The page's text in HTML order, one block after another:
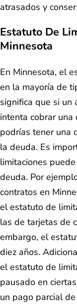
atrasados y
Estatuto De
Minnesota
En Minnesota, el
en la mayoría de
significa que si un
intenta cobrar una
podrías tener una
la deuda. Es
limitaciones
deuda. Por
contratos en
el estatuto de
las de tarjetas de
embargo, el
diez años.
el estatuto de
pausado en
un pago parcial